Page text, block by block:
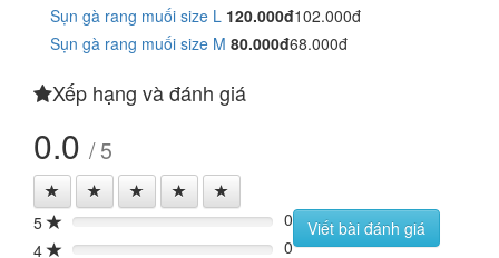
Sụn gà rang muối size L 120.000đ102.000đ
Sụn gà rang muối size M 80.000đ68.000đ
Xếp hạng và đánh giá
0.0 / 5
5 0%
0
4
0%
0
Viết bài đánh giá